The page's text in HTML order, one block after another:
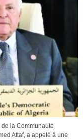
la Communauté
Attaf, a appelé à une